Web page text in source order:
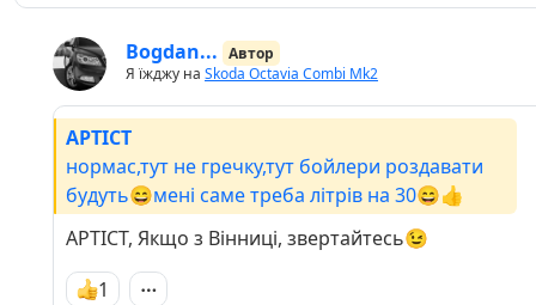
Bogdan... Автор
Я їжджу на Skoda Octavia Combi Mk2
APTICT
нормас,тут не гречку,тут бойлери роздавати
будуть😄мені саме треба літрів на 30😄👍
APTICT, Якщо з Вінниці, звертайтесь😉
1